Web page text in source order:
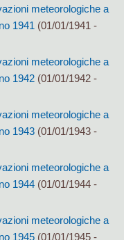
meteorologiche a
1941 (01/01/1941 -
meteorologiche a
1942(01/01/1942 -
meteorologiche a
1943(01/01/1943 -
meteorologiche a
1944(01/01/1944 -
meteorologiche a
1945(01/01/1945 -